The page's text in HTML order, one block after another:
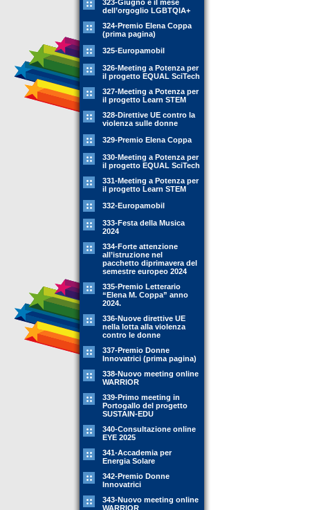
323-Giugno è il mese
dell’orgoglio LGBTQIA+
324-Premio Elena Coppa
(prima pagina)
325-Europamobil
326-Meeting a Potenza per
il progetto EQUAL SciTech
327-Meeting a Potenza per
il progetto Learn STEM
328-Direttive UE contro la
violenza sulle donne
329-Premio Elena Coppa
330-Meeting a Potenza per
il progetto EQUAL SciTech
331-Meeting a Potenza per
il progetto Learn STEM
332-Europamobil
333-Festa della Musica
2024
334-Forte attenzione
all’istruzione nel
pacchetto diprimavera del
semestre europeo 2024
335-Premio Letterario
“Elena M. Coppa” anno
2024.
336-Nuove direttive UE
nella lotta alla violenza
contro le donne
337-Premio Donne
Innovatrici (prima pagina)
338-Nuovo meeting online
WARRIOR
339-Primo meeting in
Portogallo del progetto
SUSTAIN-EDU
340-Consultazione online
EYE 2025
341-Accademia per
Energia Solare
342-Premio Donne
Innovatrici
343-Nuovo meeting online
WARRIOR